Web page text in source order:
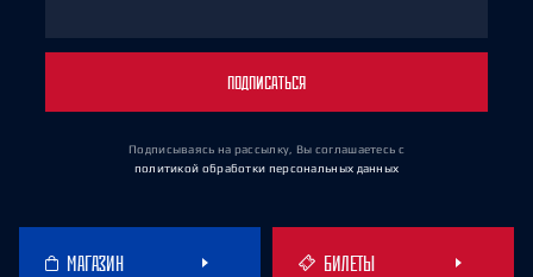
ПОДПИСАТЬСЯ
Подписываясь на рассылку, Вы соглашаетесь с
политикой обработки персональных данных
МАГАЗИН БИЛЕТЫ